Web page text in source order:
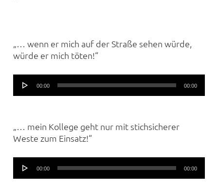
„… wenn er mich auf der Straße sehen würde,
würde er mich töten!“
Audio-
Player00:00 00:00
„… mein Kollege geht nur mit stichsicherer
Weste zum Einsatz!“
Audio-
Player00:00 00:00